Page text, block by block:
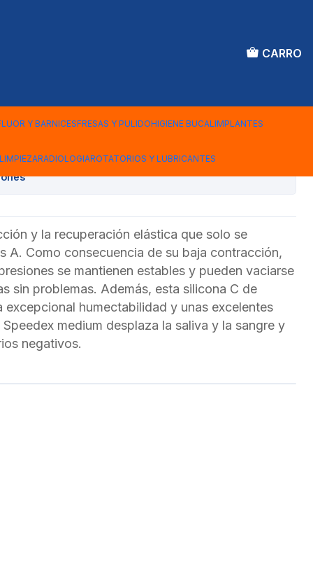
CARRO
Y BARNICESFRESAS Y PULIDOHIGIENE BUCALIMPLANTES
RADIOLOGIAROTATORIOS Y LUBRICANTES
y la recuperación elástica que solo se
A. Como consecuencia de su baja contracción,
se mantienen estables y pueden vaciarse
sin problemas. Además, esta silicona C de
excepcional humectabilidad y unas excelentes
medium desplaza la saliva y la sangre y
negativos.